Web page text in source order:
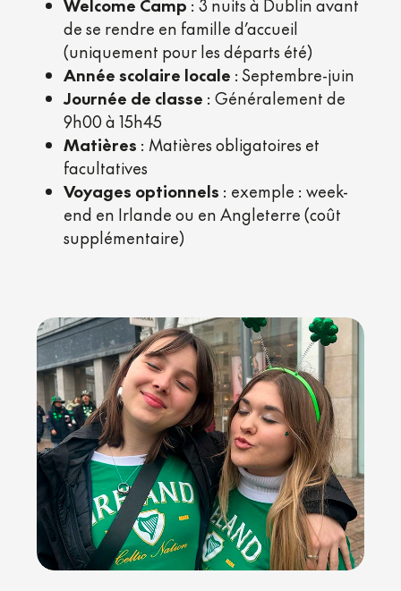
Welcome Camp : 3 nuits à Dublin avant
de se rendre en famille d’accueil
(uniquement pour les départs été)
Année scolaire locale : Septembre-juin
Journée de classe : Généralement de
9h00 à 15h45
Matières : Matières obligatoires et
facultatives
Voyages optionnels : exemple : week-
end en Irlande ou en Angleterre (coût
supplémentaire)